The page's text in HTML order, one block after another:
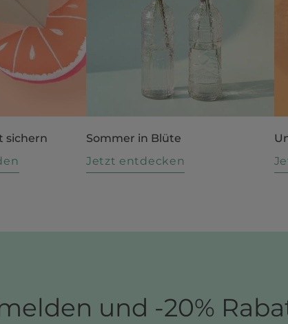
sichern
Sommer in Blüte
Jetzt entdecken
und -20%